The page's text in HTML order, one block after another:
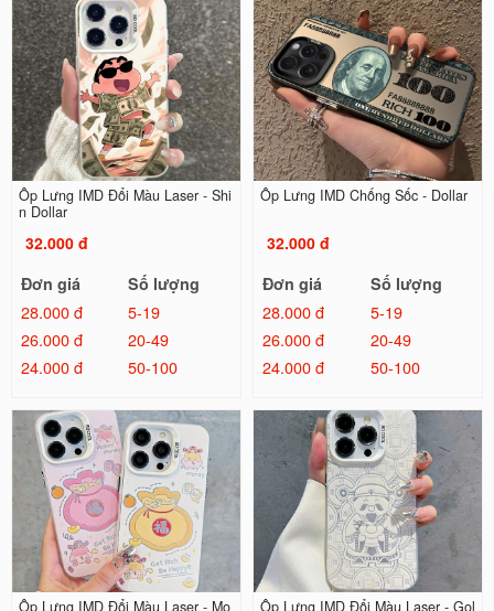
Ốp Lưng IMD Đổi Màu Laser - Shi
n Dollar
32.000 đ
Đơn giá
Số lượng
28.000 đ
5-19
26.000 đ
20-49
24.000 đ
50-100
Ốp Lưng IMD Chống Sốc - Dollar
32.000 đ
Đơn giá
Số lượng
28.000 đ
5-19
26.000 đ
20-49
24.000 đ
50-100
Ốp Lưng IMD Đổi Màu Laser - Mo
Ốp Lưng IMD Đổi Màu Laser - Gol